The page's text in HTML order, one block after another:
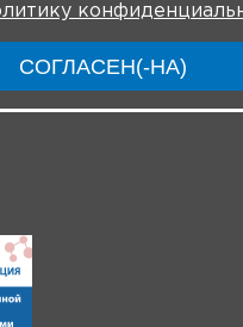
СОГЛАСЕН(-НА)
Инструкции